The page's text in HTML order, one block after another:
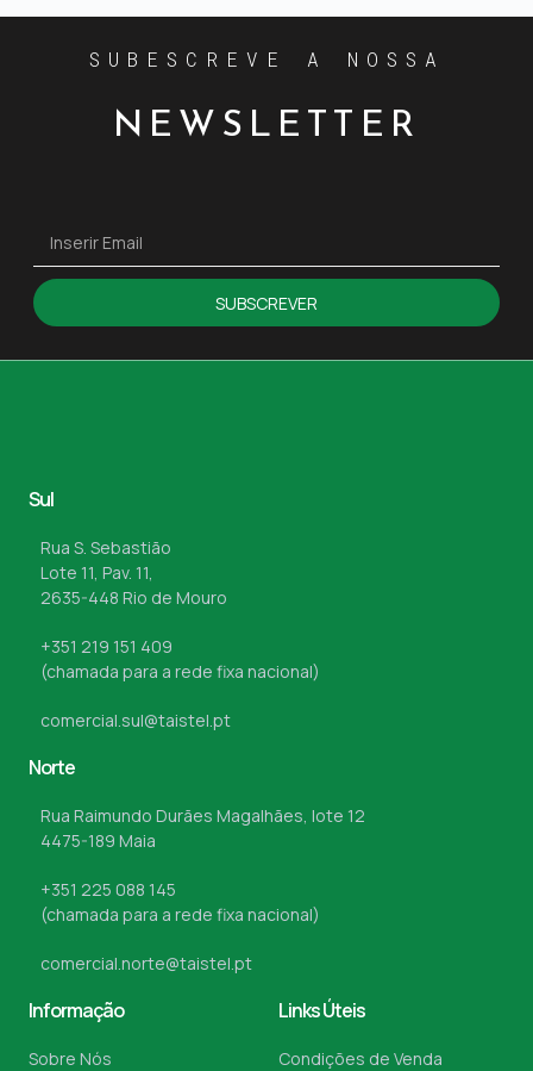
SUBESCREVE A NOSSA
NEWSLETTER
SUBSCREVER
Sul
Rua S. Sebastião
Lote 11, Pav. 11,
2635-448 Rio de Mouro
+351 219 151 409
(chamada para a rede fixa nacional)
comercial.sul@taistel.pt
Norte
Rua Raimundo Durães Magalhães, lote 12
4475-189 Maia
+351 225 088 145
(chamada para a rede fixa nacional)
comercial.norte@taistel.pt
Informação
Sobre Nós
Links Úteis
Condições de Venda